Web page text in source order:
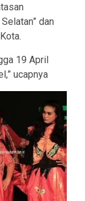
dan
19 April
ucapnya